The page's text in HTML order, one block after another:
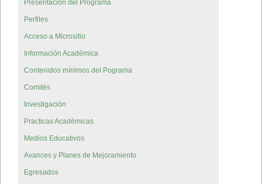
Presentación del Programa
Perfiles
Acceso a Micrositio
Información Académica
Contenidos mínimos del Pograma
Comités
Investigación
Practicas Académicas
Medios Educativos
Avances y Planes de Mejoramiento
Egresados